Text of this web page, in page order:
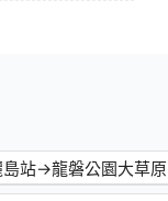
島站→龍磐公園大草原